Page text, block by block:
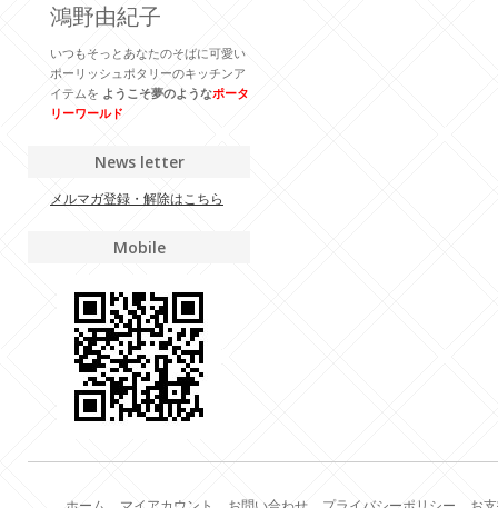
鴻野由紀子
いつもそっとあなたのそばに可愛い
ポーリッシュポタリーのキッチンア
イテムを ようこそ夢のようなポータ
リーワールド
News letter
メルマガ登録・解除はこちら
Mobile